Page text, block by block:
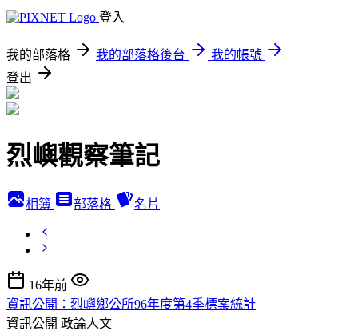
登入
我的部落格 我的部落格後台
我的帳號
登出
烈嶼觀察筆記
相簿 部落格 名片
16年前
資訊公開：烈嶼鄉公所96年度第4季標案統計
資訊公開 政論人文